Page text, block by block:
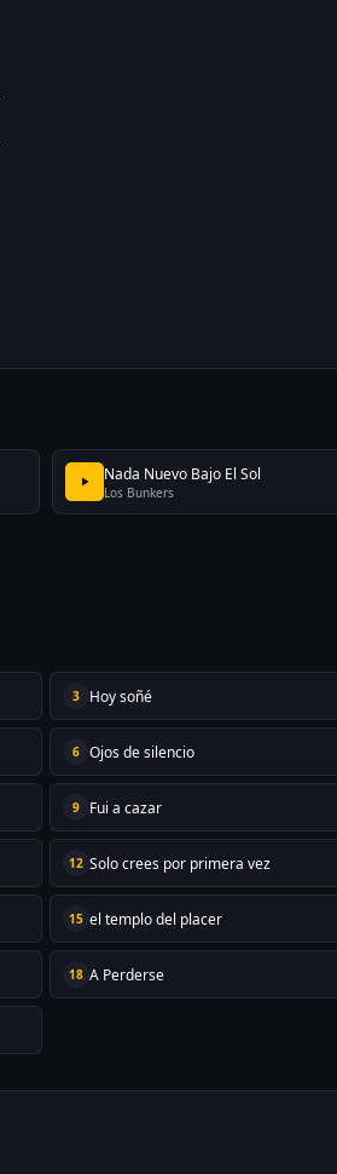
Nada Nuevo Bajo El Sol
Los Bunkers
3 Hoy soñé
6 Ojos de silencio
9 Fui a cazar
12 Solo crees por primera vez
15 el templo del placer
18 A Perderse